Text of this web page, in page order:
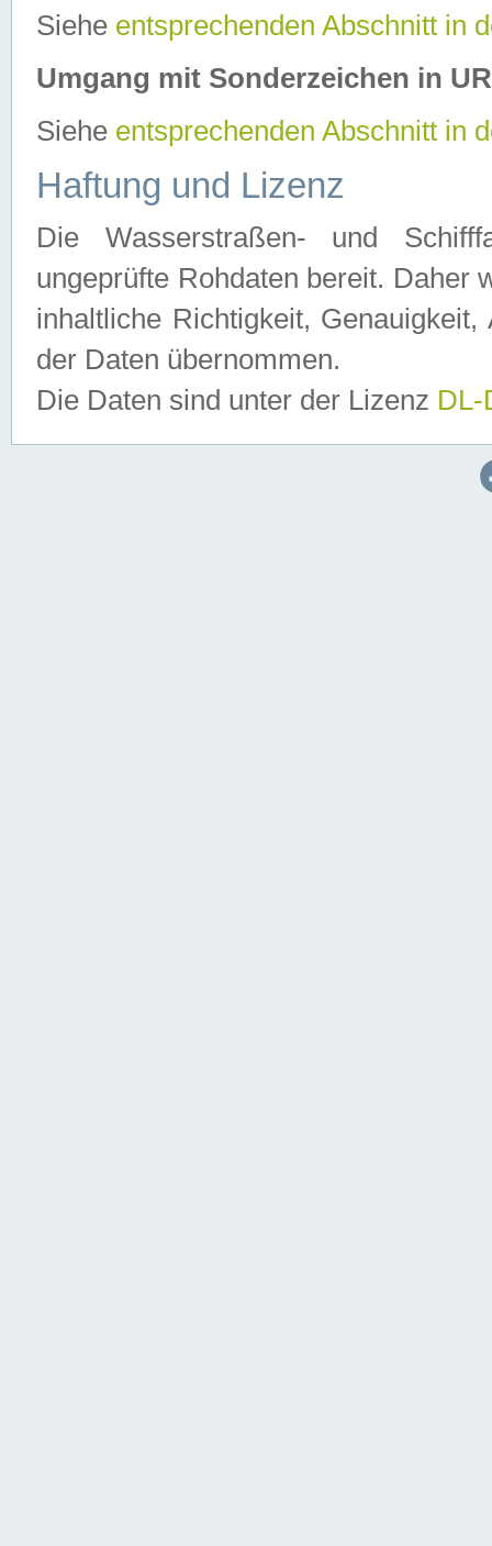
Siehe entsprechenden Abschnitt in
Umgang mit Sonderzeichen in
Siehe entsprechenden Abschnitt in
Haftung und Lizenz
Die Wasserstraßen- und
ungeprüfte Rohdaten bereit. Daher
inhaltliche Richtigkeit,
der Daten übernommen.
Die Daten sind unter der Lizenz